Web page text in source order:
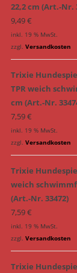
22,2 cm (Art.-Nr.
9,49€
inkl. 19 % MwSt.
zzgl. Versandkosten
Trixie
TPR weich
cm (Art.-Nr.
7,59€
inkl. 19 % MwSt.
zzgl. Versandkosten
Trixie
weich
(Art.-Nr. 33472)
7,59€
inkl. 19 % MwSt.
zzgl. Versandkosten
Trixie